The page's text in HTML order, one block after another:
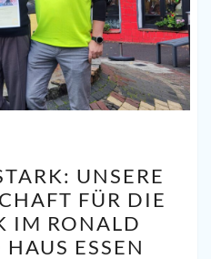
STARK:
UNSERE
NEUE
UNSERE
FÜR DIE
IM RONALD
ESSEN